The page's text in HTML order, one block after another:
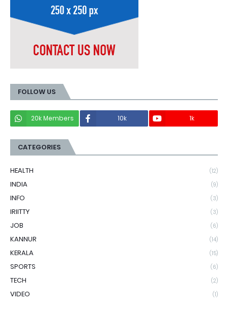
FOLLOW US
20k Members 10k 1k
CATEGORIES
HEALTH (12)
INDIA (9)
INFO (3)
IRIITTY (3)
JOB (6)
KANNUR (14)
KERALA (15)
SPORTS (6)
TECH (2)
VIDEO (1)